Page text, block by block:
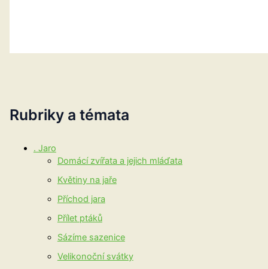
Rubriky a témata
. Jaro
Domácí zvířata a jejich mláďata
Květiny na jaře
Příchod jara
Přílet ptáků
Sázíme sazenice
Velikonoční svátky